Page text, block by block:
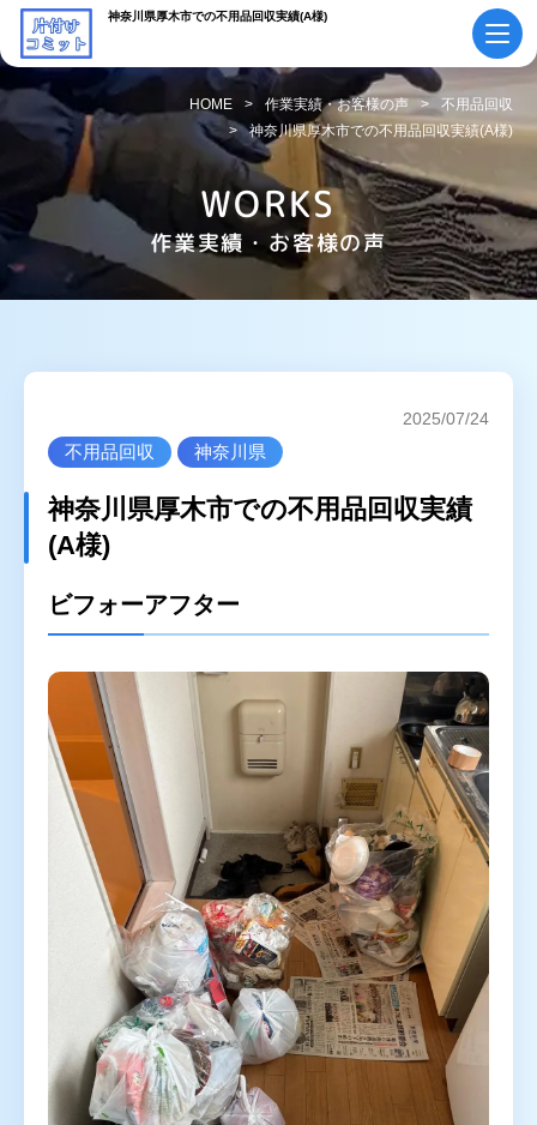
神奈川県厚木市での不用品回収実績(A様)
初めての方へ ご依頼の流れ
会社概要・
スタッフ紹介
採用情報 よくあるご質問
サービス案内
不用品回収
対応エリア
東京都
埼玉県 神奈川県
茨城県
プライバシーポリシー キャンセルポリシー
HOME 作業実績・お客様の声
不用品回収
神奈川県厚木市での不用品回収実績(A様)
WORKS
作業実績・お客様の声
不用品回収 神奈川県
2025/07/24
神奈川県厚木市での不用品回収実績
(A様)
ビフォーアフター